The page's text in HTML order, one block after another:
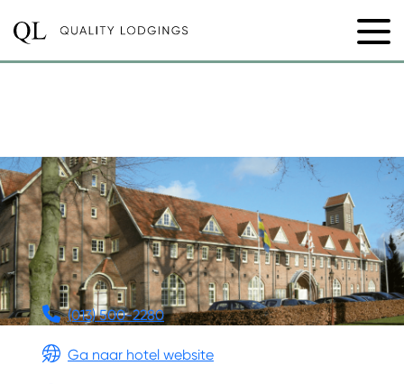
(013) 500-2280
Ga naar hotel website